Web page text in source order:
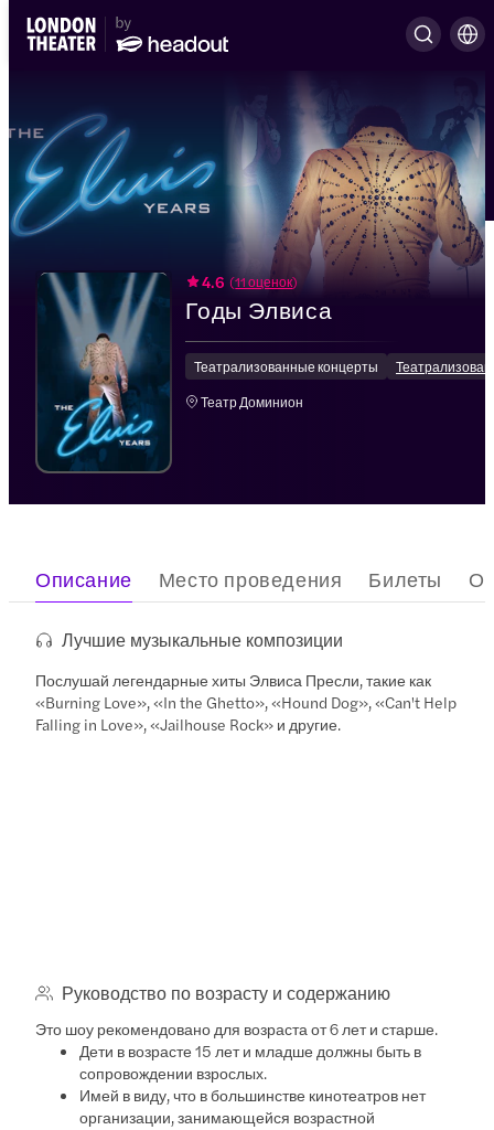
4.6 (11 оценок)
Годы Элвиса
Театрализованные концерты
Театр Доминион
Описание Место проведения Билеты
Лучшие музыкальные композиции
Послушай легендарные хиты Элвиса Пресли, такие как
«Burning Love», «In the Ghetto», «Hound Dog», «Can't Help
Falling in Love», «Jailhouse Rock» и другие.
Руководство по возрасту и содержанию
Это шоу рекомендовано для возраста от 6 лет и старше.
Дети в возрасте 15 лет и младше должны быть в
сопровождении взрослых.
Имей в виду, что в большинстве кинотеатров нет
организации, занимающейся возрастной